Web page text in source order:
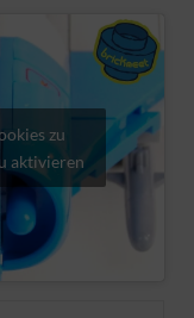
zu
aktivieren